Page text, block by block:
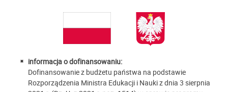
informacja o dofinansowaniu:
Dofinansowanie z budżetu państwa na podstawie
Rozporządzenia Ministra Edukacji i Nauki z dnia 3 sierpnia